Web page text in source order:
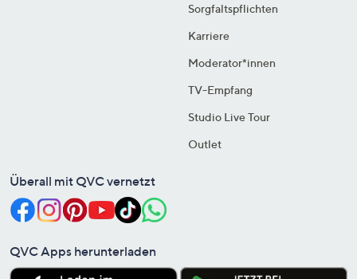
Sorgfaltspflichten
Karriere
Moderator*innen
TV-Empfang
Studio Live Tour
Outlet
Überall mit QVC vernetzt
QVC Apps herunterladen